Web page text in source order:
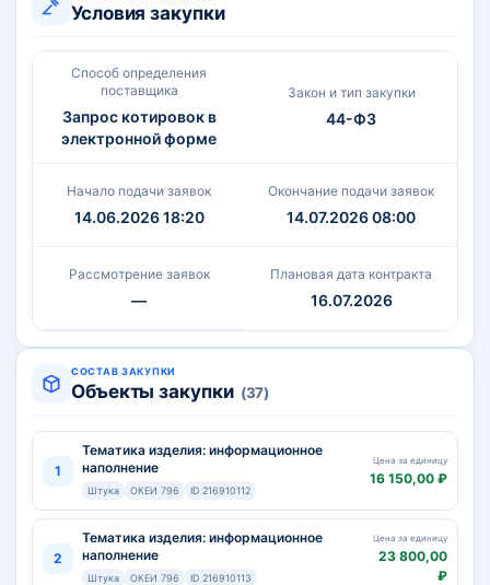
Условия закупки
Способ определения
поставщика
Запрос котировок в
электронной форме
Закон и тип закупки
44-ФЗ
Начало подачи заявок
14.06.2026 18:20
Окончание подачи заявок
14.07.2026 08:00
Рассмотрение заявок
—
Плановая дата контракта
16.07.2026
СОСТАВ ЗАКУПКИ
Объекты закупки (37)
1
Тематика изделия: информационное
наполнение
Штука ОКЕИ 796 ID 216910112
Цена за единицу
16 150,00 ₽
2
Тематика изделия: информационное
наполнение
Штука ОКЕИ 796 ID 216910113
Цена за единицу
23 800,00
₽